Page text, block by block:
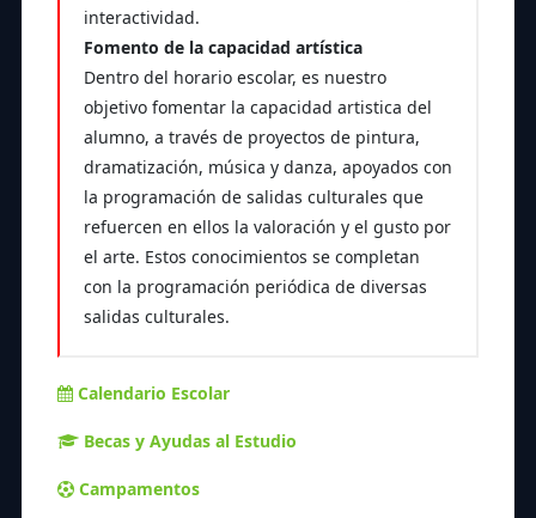
interactividad.
Fomento de la capacidad artística
Dentro del horario escolar, es nuestro
objetivo fomentar la capacidad artistica del
alumno, a través de proyectos de pintura,
dramatización, música y danza, apoyados con
la programación de salidas culturales que
refuercen en ellos la valoración y el gusto por
el arte. Estos conocimientos se completan
con la programación periódica de diversas
salidas culturales.
Calendario Escolar
Becas y Ayudas al Estudio
Campamentos